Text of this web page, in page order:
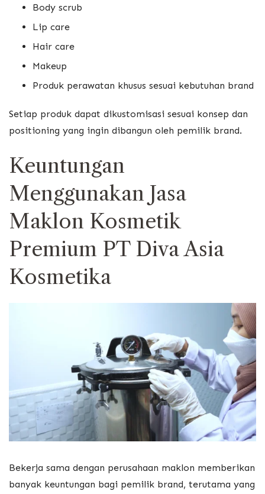
Body scrub
Lip care
Hair care
Makeup
Produk perawatan khusus sesuai kebutuhan brand
Setiap produk dapat dikustomisasi sesuai konsep dan
positioning yang ingin dibangun oleh pemilik brand.
Keuntungan
Menggunakan Jasa
Maklon Kosmetik
Premium PT Diva Asia
Kosmetika
Bekerja sama dengan perusahaan maklon memberikan
banyak keuntungan bagi pemilik brand, terutama yang